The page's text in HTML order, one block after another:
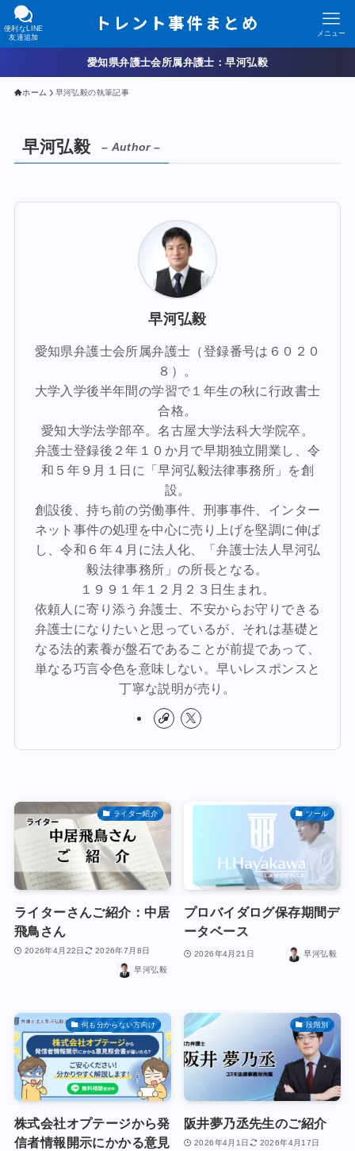
便利なLINE
友達追加
メニュー
愛知県弁護士会所属弁護士：早河弘毅
ホーム 早河弘毅の執筆記事
早河弘毅 – Author –
早河弘毅
愛知県弁護士会所属弁護士（登録番号は６０２０
８）。
大学入学後半年間の学習で１年生の秋に行政書士
合格。
愛知大学法学部卒。名古屋大学法科大学院卒。
弁護士登録後２年１０か月で早期独立開業し、令
和５年９月１日に「早河弘毅法律事務所」を創
設。
創設後、持ち前の労働事件、刑事事件、インター
ネット事件の処理を中心に売り上げを堅調に伸ば
し、令和６年４月に法人化、「弁護士法人早河弘
毅法律事務所」の所長となる。
１９９１年１２月２３日生まれ。
依頼人に寄り添う弁護士、不安からお守りできる
弁護士になりたいと思っているが、それは基礎と
なる法的素養が盤石であることが前提であって、
単なる巧言令色を意味しない。早いレスポンスと
丁寧な説明が売り。
ライター紹介
ライターさんご紹介：中居
飛鳥さん
2026年4月22日 2026年7月8日
早河弘毅
ツール
プロバイダログ保存期間デ
ータベース
2026年4月21日 早河弘毅
何も分からない方向け
株式会社オプテージから発
信者情報開示にかかる意見
段階別
阪井夢乃丞先生のご紹介
2026年4月1日 2026年4月17日